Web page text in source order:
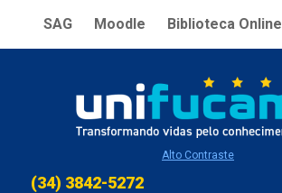
SAG Moodle Biblioteca Online
Alto Contraste
(34) 3842-5272